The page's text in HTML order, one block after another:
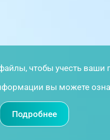
чтобы учесть ваши
вы можете
Подробнее